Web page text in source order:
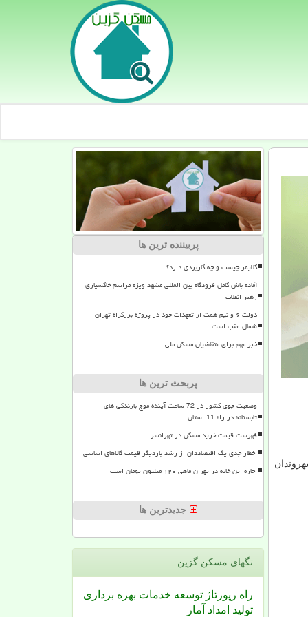
پربیننده ترین ها
کلایمر چیست و چه کاربردی دارد؟
آماده باش کامل فرودگاه بین المللی مشهد ویژه مراسم خاکسپاری
رهبر انقلاب
دولت ۶ و نیم همت از تعهدات خود در پروژه بزرگراه تهران -
شمال عقب است
خبر مهم برای متقاضیان مسکن ملی
پربحث ترین ها
وضعیت جوی کشور در 72 ساعت آینده موج بارندگی های
تابستانه در راه 11 استان
فهرست قیمت خرید مسکن در تهرانسر
اخطار جدی یک اقتصاددان از رشد باردیگر قیمت کالاهای اساسی
اجاره این خانه در تهران ماهی ۱۲۰ میلیون تومان است
جدیدترین ها
تگهای مسكن گزین
راه رپورتاژ توسعه خدمات بهره برداری
تولید امداد آمار